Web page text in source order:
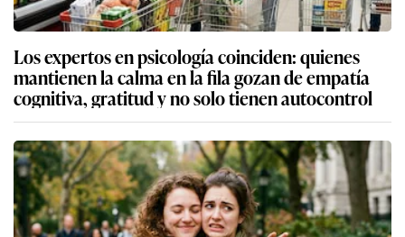
Los expertos en psicología coinciden: quienes
mantienen la calma en la fila gozan de empatía
cognitiva, gratitud y no solo tienen autocontrol